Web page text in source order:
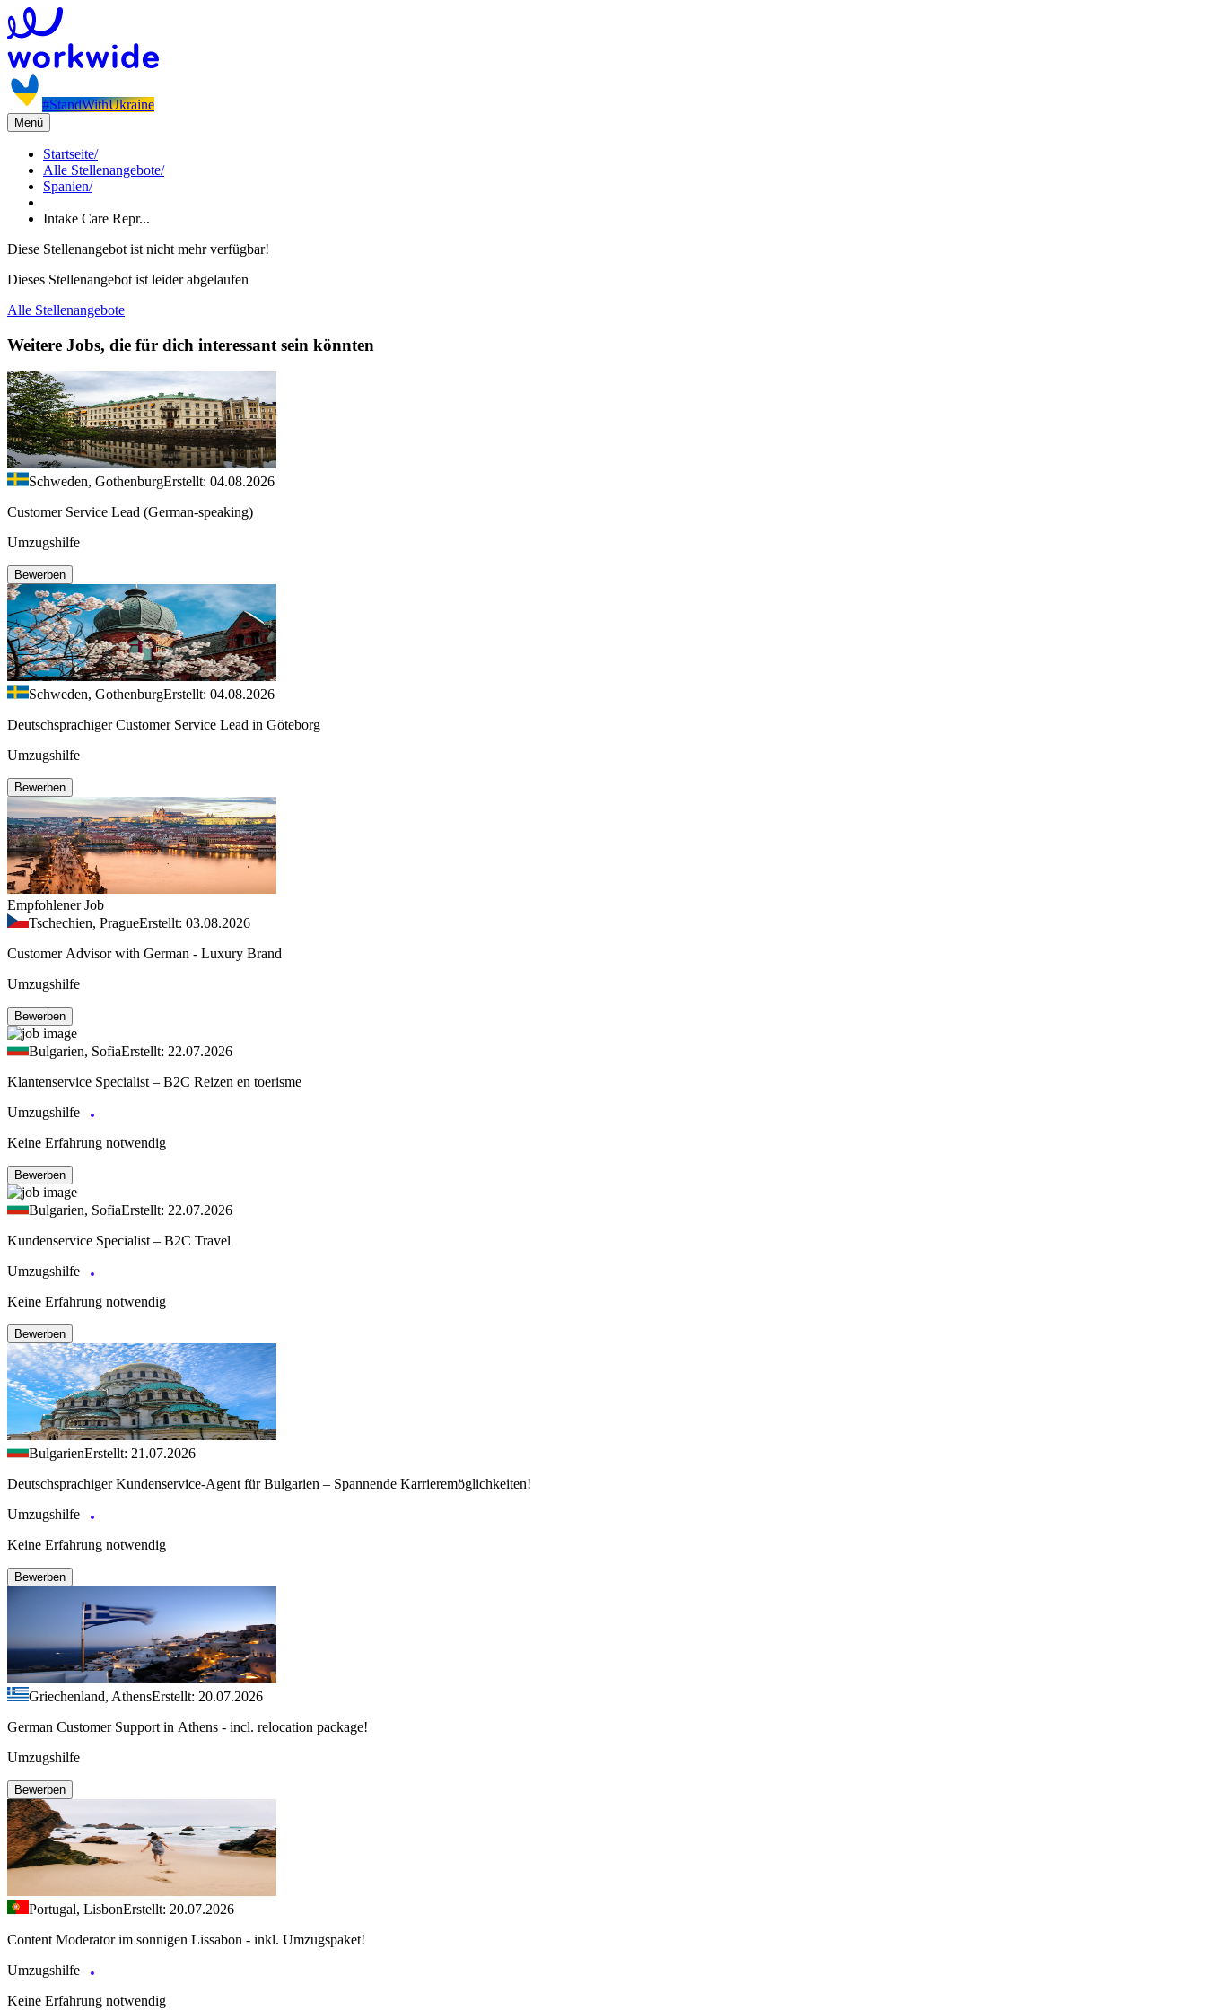
#StandWithUkraine
Menü
Startseite/
Alle Stellenangebote/
Spanien/
Intake Care Repr...
Diese Stellenangebot ist nicht mehr verfügbar!
Dieses Stellenangebot ist leider abgelaufen
Alle Stellenangebote
Weitere Jobs, die für dich interessant sein könnten
Schweden, GothenburgErstellt: 04.08.2026
Customer Service Lead (German-speaking)
Umzugshilfe
Bewerben
Schweden, GothenburgErstellt: 04.08.2026
Deutschsprachiger Customer Service Lead in Göteborg
Umzugshilfe
Bewerben
Empfohlener Job
Tschechien, PragueErstellt: 03.08.2026
Customer Advisor with German - Luxury Brand
Umzugshilfe
Bewerben
Bulgarien, SofiaErstellt: 22.07.2026
Klantenservice Specialist – B2C Reizen en toerisme
Umzugshilfe
Keine Erfahrung notwendig
Bewerben
Bulgarien, SofiaErstellt: 22.07.2026
Kundenservice Specialist – B2C Travel
Umzugshilfe
Keine Erfahrung notwendig
Bewerben
BulgarienErstellt: 21.07.2026
Deutschsprachiger Kundenservice-Agent für Bulgarien – Spannende Karrieremöglichkeiten!
Umzugshilfe
Keine Erfahrung notwendig
Bewerben
Griechenland, AthensErstellt: 20.07.2026
German Customer Support in Athens - incl. relocation package!
Umzugshilfe
Bewerben
Portugal, LisbonErstellt: 20.07.2026
Content Moderator im sonnigen Lissabon - inkl. Umzugspaket!
Umzugshilfe
Keine Erfahrung notwendig